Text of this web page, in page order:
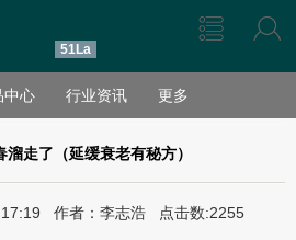
51La
中心 行业资讯 更多
溜走了（延缓衰老有秘方）
作者：李志浩 点击数:2255